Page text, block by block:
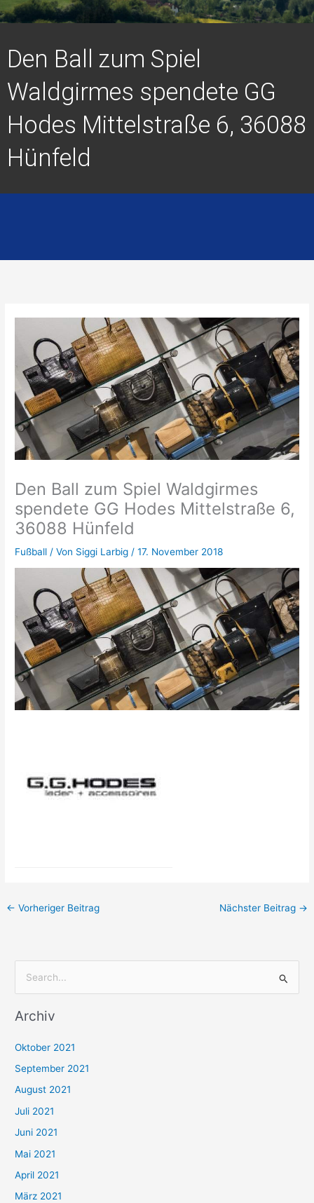
Den Ball zum Spiel
Waldgirmes spendete GG
Hodes Mittelstraße 6, 36088
Hünfeld
Den Ball zum Spiel Waldgirmes
spendete GG Hodes Mittelstraße 6,
36088 Hünfeld
Fußball / Von Siggi Larbig /17. November 2018
← Vorheriger Beitrag Nächster Beitrag →
c
n
n
a
c
h
:
Archiv
Oktober 2021
September 2021
August 2021
Juli 2021
Juni 2021
Mai 2021
April 2021
März 2021